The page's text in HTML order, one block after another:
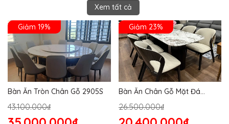
Xem tất cả
Giảm 19%
Bàn Ăn Tròn Chân Gỗ 2905S
43.100.000₫
Giảm 23%
Bàn Ăn Chân Gỗ Mặt Đá
26.500.000₫